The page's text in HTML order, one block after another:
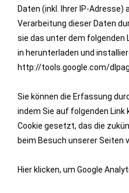
Daten (inkl. Ihrer IP-Adresse)
Verarbeitung dieser Daten
sie das unter dem folgenden
in herunterladen und
http://tools.google.com/
Sie können die Erfassung
indem Sie auf folgenden Link
Cookie gesetzt, das die
beim Besuch unserer Seiten
Hier klicken, um Google